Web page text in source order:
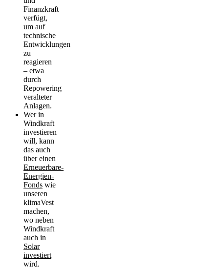
Finanzkraft
verfügt,
um auf
technische
Entwicklungen
zu
reagieren
– etwa
durch
Repowering
veralteter
Anlagen.
Wer in
Windkraft
investieren
will, kann
das auch
über einen
Erneuerbare-
Energien-
Fonds wie
unseren
klimaVest
machen,
wo neben
Windkraft
auch in
Solar
investiert
wird.